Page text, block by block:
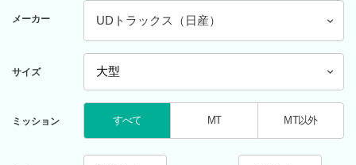
メーカー UDトラックス（日産）
サイズ
ミッション すべて MT MT以外